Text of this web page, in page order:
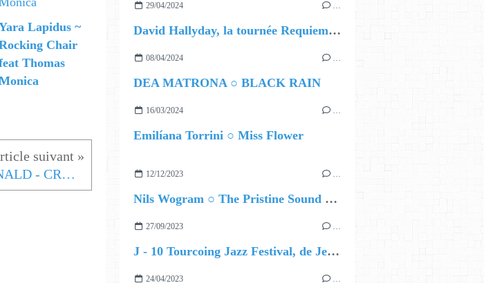
Lapidus ~
Chair
Thomas
AMY MACDONALD - CRAZY SHADE OF BLUE
29/04/2024 …
David Hallyday, la tournée Requiem pour un fou
08/04/2024 …
DEA MATRONA ○ BLACK RAIN
16/03/2024 …
Emilíana Torrini ○ Miss Flower
12/12/2023 …
Nils Wogram ○ The Pristine Sound of Root 70
27/09/2023 …
J - 10 Tourcoing Jazz Festival, de Jeanne Added à Chucho Valdés
24/04/2023 …